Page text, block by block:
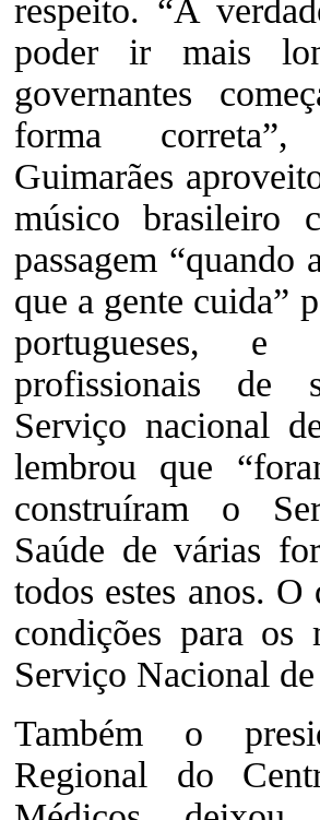
respeito. “A
poder ir mais
governantes
forma
Guimarães
músico brasileiro
passagem “quando
que a gente cuida”
portugueses,
profissionais de
Serviço nacional
lembrou que
construíram o
Saúde de várias
todos estes anos.
condições para os
Serviço Nacional
Também o
Regional do